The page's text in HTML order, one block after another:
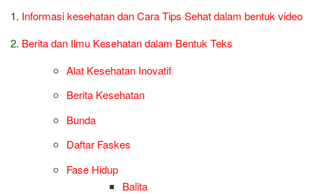
1. Informasi kesehatan dan Cara Tips Sehat dalam bentuk video
2. Berita dan Ilmu Kesehatan dalam Bentuk Teks
Alat Kesehatan Inovatif
Berita Kesehatan
Bunda
Daftar Faskes
Fase Hidup
Balita